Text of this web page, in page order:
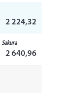
2 224,32
Sakura
2 640,96